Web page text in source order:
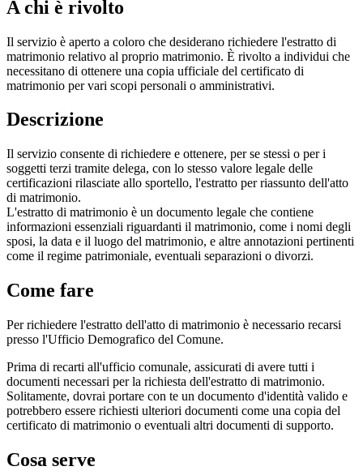
A chi è rivolto
Il servizio è aperto a coloro che desiderano richiedere l'estratto di
matrimonio relativo al proprio matrimonio. È rivolto a individui che
necessitano di ottenere una copia ufficiale del certificato di
matrimonio per vari scopi personali o amministrativi.
Descrizione
Il servizio consente di richiedere e ottenere, per se stessi o per i
soggetti terzi tramite delega, con lo stesso valore legale delle
certificazioni rilasciate allo sportello, l'estratto per riassunto dell'atto
di matrimonio.
L'estratto di matrimonio è un documento legale che contiene
informazioni essenziali riguardanti il matrimonio, come i nomi degli
sposi, la data e il luogo del matrimonio, e altre annotazioni pertinenti
come il regime patrimoniale, eventuali separazioni o divorzi.
Come fare
Per richiedere l'estratto dell'atto di matrimonio è necessario recarsi
presso l'Ufficio Demografico del Comune.
Prima di recarti all'ufficio comunale, assicurati di avere tutti i
documenti necessari per la richiesta dell'estratto di matrimonio.
Solitamente, dovrai portare con te un documento d'identità valido e
potrebbero essere richiesti ulteriori documenti come una copia del
certificato di matrimonio o eventuali altri documenti di supporto.
Cosa serve